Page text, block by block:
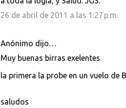
26 de abril de 2011 a las 1:27 p.m.
Anónimo dijo…
Muy buenas birras exelentes
la primera la probe en un vuelo de
saludos